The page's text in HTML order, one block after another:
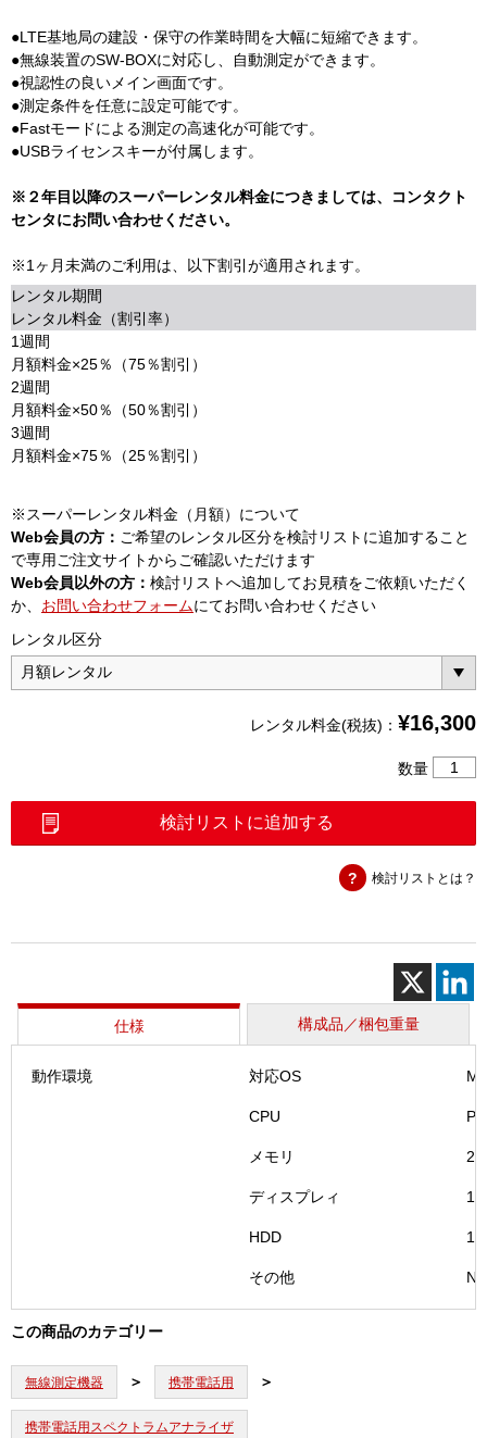
●LTE基地局の建設・保守の作業時間を大幅に短縮できます。
●無線装置のSW-BOXに対応し、自動測定ができます。
●視認性の良いメイン画面です。
●測定条件を任意に設定可能です。
●Fastモードによる測定の高速化が可能です。
●USBライセンスキーが付属します。
※２年目以降のスーパーレンタル料金につきましては、コンタクト
センタにお問い合わせください。
※1ヶ月未満のご利用は、以下割引が適用されます。
レンタル期間
レンタル料金（割引率）
1週間
月額料金×25％（75％割引）
2週間
月額料金×50％（50％割引）
3週間
月額料金×75％（25％割引）
※スーパーレンタル料金（月額）について
Web会員の方： ご希望のレンタル区分を検討リストに追加すること
で専用ご注文サイトからご確認いただけます
Web会員以外の方： 検討リストへ追加してお見積をご依頼いただく
か、 お問い合わせフォームにてお問い合わせください
レンタル区分
レンタル料金(税抜)： ¥16,300
数量
LTE
ソ
ウ
エ
ア
検討リストに追加する
検討リストとは？
仕様 構成品／梱包重量
動作環境 対応OS
CPU
メモリ
ディスプレィ
HDD
その他
この商品のカテゴリー
無線測定機器 携帯電話用
携帯電話用スペクトラムアナライザ